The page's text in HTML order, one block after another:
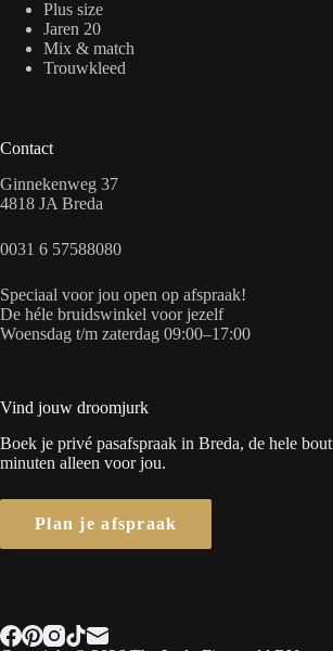
Plus size
Jaren 20
Mix & match
Trouwkleed
Contact
Ginnekenweg 37
4818 JA Breda
0031 6 57588080
Speciaal voor jou open op afspraak!
De héle bruidswinkel voor jezelf
Woensdag t/m zaterdag 09:00–17:00
Vind jouw droomjurk
Boek je privé pasafspraak in Breda, de hele
minuten alleen voor jou.
Plan je afspraak